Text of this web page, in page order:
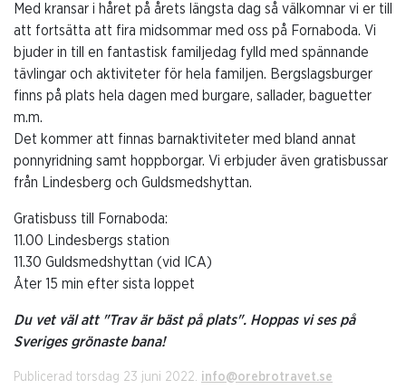
Med kransar i håret på årets längsta dag så välkomnar vi er till
att fortsätta att fira midsommar med oss på Fornaboda. Vi
bjuder in till en fantastisk familjedag fylld med spännande
tävlingar och aktiviteter för hela familjen. Bergslagsburger
finns på plats hela dagen med burgare, sallader, baguetter
m.m.
Det kommer att finnas barnaktiviteter med bland annat
ponnyridning samt hoppborgar. Vi erbjuder även gratisbussar
från Lindesberg och Guldsmedshyttan.
Gratisbuss till Fornaboda:
11.00 Lindesbergs station
11.30 Guldsmedshyttan (vid ICA)
Åter 15 min efter sista loppet
Du vet väl att "Trav är bäst på plats". Hoppas vi ses på
Sveriges grönaste bana!
Publicerad torsdag 23 juni 2022. info@orebrotravet.se